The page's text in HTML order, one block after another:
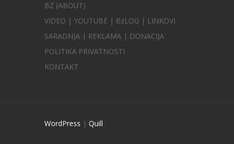
BZ (ABOUT)
VIDEO | YOUTUBE | BzLOG | LINKOVI
SARADNJA | REKLAMA | DONACIJA
POLITIKA PRIVATNOSTI
KONTAKT
WordPress | Quill